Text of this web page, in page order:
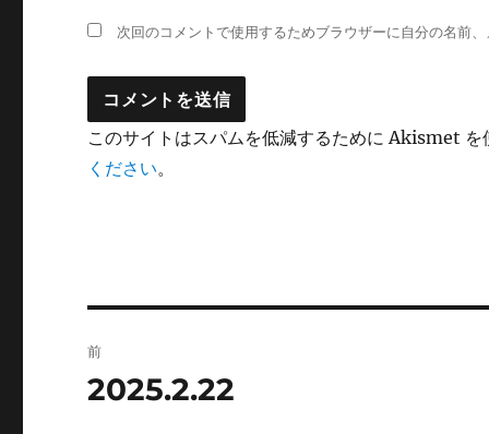
次回のコメントで使用するためブラウザーに自分の名前
このサイトはスパムを低減するために Akismet を
ください。
稿
前
前
2025.2.22